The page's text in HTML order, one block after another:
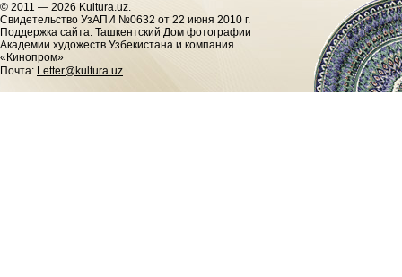
© 2011 — 2026 Kultura.uz.
Cвидетельство УзАПИ №0632 от 22 июня 2010 г.
Поддержка сайта: Ташкентский Дом фотографии
Академии художеств Узбекистана и компания
«Кинопром»
Почта: Letter@kultura.uz